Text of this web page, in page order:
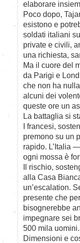
elaborare
Poco dopo,
esistono e
soldati italiani
private e civili,
una richiesta,
Ma il cuore del
da Parigi e
che non ha
alcuni dei
queste ore un
La battaglia si
I francesi,
premono su un
rapido. L’Italia
ogni mossa è
Il rischio,
alla Casa
un’escalation.
presente che
bisognerebbe
impegnare sei
500 mila
Dimensioni e